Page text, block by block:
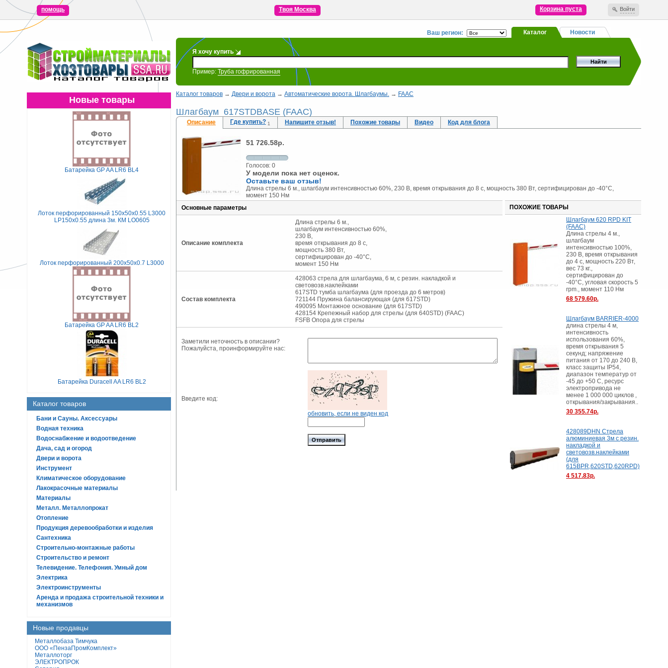
помощь Твоя Москва Корзина пуста Войти
Ваш регион: Каталог Новости
Я хочу купить
Пример: Труба гофрированная
Новые товары
Батарейка GP AA LR6 BL4
Лоток перфорированный 150х50х0.55 L3000
LP150х0.55 длина 3м. КМ LO0605
Лоток перфорированный 200х50х0.7 L3000
Батарейка GP AA LR6 BL2
Батарейка Duracell AA LR6 BL2
Каталог товаров
Бани и Сауны. Аксессуары
Водная техника
Водоснабжение и водоотведение
Дача, сад и огород
Двери и ворота
Инструмент
Климатическое оборудование
Лакокрасочные материалы
Материалы
Металл. Металлопрокат
Отопление
Продукция деревообработки и изделия
Сантехника
Строительно-монтажные работы
Строительство и ремонт
Телевидение. Телефония. Умный дом
Электрика
Электроинструменты
Аренда и продажа строительной техники и
механизмов
Новые продавцы
Металлобаза Тимчука
ООО «ПензаПромКомплект»
Металлоторг
ЭЛЕКТРОПРОК
Каталог товаров → Двери и ворота → Автоматические ворота. Шлагбаумы. → FAAC
Шлагбаум 617STDBASE (FAAC)
Описание Где купить? 1 Напишите отзыв! Похожие товары Видео Код для блога
51 726.58р.
Голосов: 0
У модели пока нет оценок.
Оставьте ваш отзыв!
Длина стрелы 6 м., шлагбаум интенсивностью 60%, 230 В, время открывания до 8 с, мощность 380 Вт, сертифицирован до -40°С,
момент 150 Нм
Основные параметры
Описание комплекта
Длина стрелы 6 м.,
шлагбаум интенсивностью 60%,
230 В,
время открывания до 8 с,
мощность 380 Вт,
сертифицирован до -40°С,
момент 150 Нм
Состав комплекта
428063 стрела для шлагбаума, 6 м, с резин. накладкой и
световозв.наклейками
617STD тумба шлагбаума (для проезда до 6 метров)
721144 Пружина балансирующая (для 617STD)
490095 Монтажное основание (для 617STD)
428154 Крепежный набор для стрелы (для 640STD) (FAAC)
FSFB Опора для стрелы
Заметили неточность в описании?
Пожалуйста, проинформируйте нас:
Введите код:
обновить, если не виден код
ПОХОЖИЕ ТОВАРЫ
Шлагбаум 620 RPD KIT
(FAAC)
Длина стрелы 4 м.,
шлагбаум
интенсивностью 100%,
230 В, время открывания
до 4 с, мощность 220 Вт,
вес 73 кг.,
сертифицирован до
-40°С, угловая скорость 5
rpm., момент 110 Нм
68 579.60р.
Шлагбаум BARRIER-4000
длина стрелы 4 м,
интенсивность
использования 60%,
время открывания 5
секунд; напряжение
питания от 170 до 240 В,
класс защиты IP54,
диапазон температур от
-45 до +50 С, ресурс
электропривода не
менее 1 000 000 циклов ,
открывания/закрывания..
30 355.74р.
428089DHN Стрела
алюминиевая 3м с резин.
накладкой и
световозв.наклейками
(для
615BPR,620STD,620RPD)
4 517.83р.